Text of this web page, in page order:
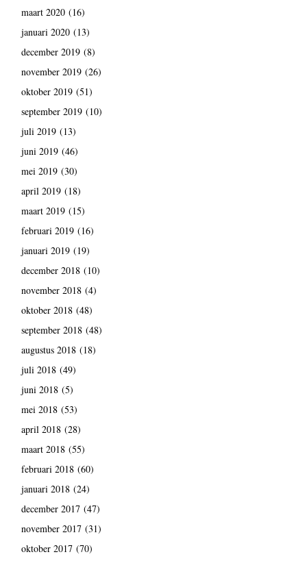
maart 2020(16)
januari 2020(13)
december 2019(8)
november 2019(26)
oktober 2019(51)
september 2019(10)
juli 2019(13)
juni 2019(46)
mei 2019(30)
april 2019(18)
maart 2019(15)
februari 2019(16)
januari 2019(19)
december 2018(10)
november 2018(4)
oktober 2018(48)
september 2018(48)
augustus 2018(18)
juli 2018(49)
juni 2018(5)
mei 2018(53)
april 2018(28)
maart 2018(55)
februari 2018(60)
januari 2018(24)
december 2017(47)
november 2017(31)
oktober 2017(70)